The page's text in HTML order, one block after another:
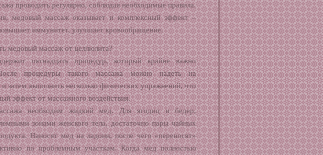
проводить регулярно, соблюдаянеобходимые правила.
медовый массаж оказывает и комплексный эффект –
иммунитет, улучшает кровообращение.
медовый массаж от целлюлита?
пятнадцать процедур, который крайне важно
процедуры такого массажа можно надеть на
затем выполнить несколько физических упражнений, что
эффект от массажного воздействия.
необходим жидкий мед. Для ягодиц и бедер,
зонами женского тела, достаточно пары чайных
Наносят мед на ладони, после чего «переносят»
по проблемным участкам. Когда мед полностью